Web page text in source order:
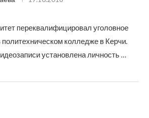
переквалифицировал уголовное
политехническом колледже в Керчи.
установлена личность …